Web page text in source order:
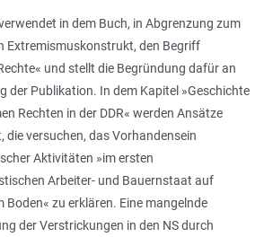
in dem Buch, in Abgrenzung zum
Extremismuskonstrukt, den Begriff
und stellt die Begründung dafür an
der Publikation. In dem Kapitel »Geschichte
Rechten in der DDR« werden Ansätze
die versuchen, das Vorhandensein
Aktivitäten »im ersten
Arbeiter- und Bauernstaat auf
Boden« zu erklären. Eine mangelnde
der Verstrickungen in den NS durch